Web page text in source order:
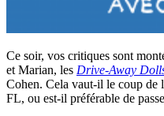
Ce soir, vos critiques sont
et Marian, les Drive-Away
Cohen. Cela vaut-il le coup de
FL, ou est-il préférable de